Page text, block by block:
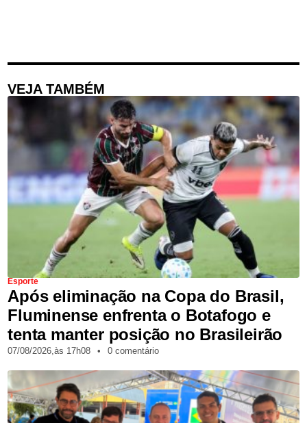
VEJA TAMBÉM
Esporte
Após eliminação na Copa do Brasil,
Fluminense enfrenta o Botafogo e
tenta manter posição no Brasileirão
07/08/2026,às 17h08 • 0 comentário